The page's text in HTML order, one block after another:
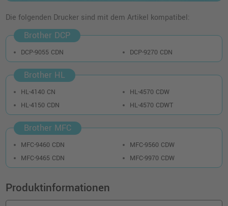
· Magenta
91,99 €
Kompatibler Toner ersetzt Brother TN-320C
· Cyan
inkl. MwSt.zzgl. Versand
Kompatibler Toner ersetzt Brother TN-
inkl. MwSt.
Die folgenden Drucker sind mit dem Artikel kompatibel:
Brother DCP
DCP-9055 CDN DCP-9270 CDN
Brother HL
HL-4140 CN
HL-4150 CDN
HL-4570 CDW
HL-4570 CDWT
Brother MFC
MFC-9460 CDN
MFC-9465 CDN
MFC-9560 CDW
MFC-9970 CDW
Produktinformationen